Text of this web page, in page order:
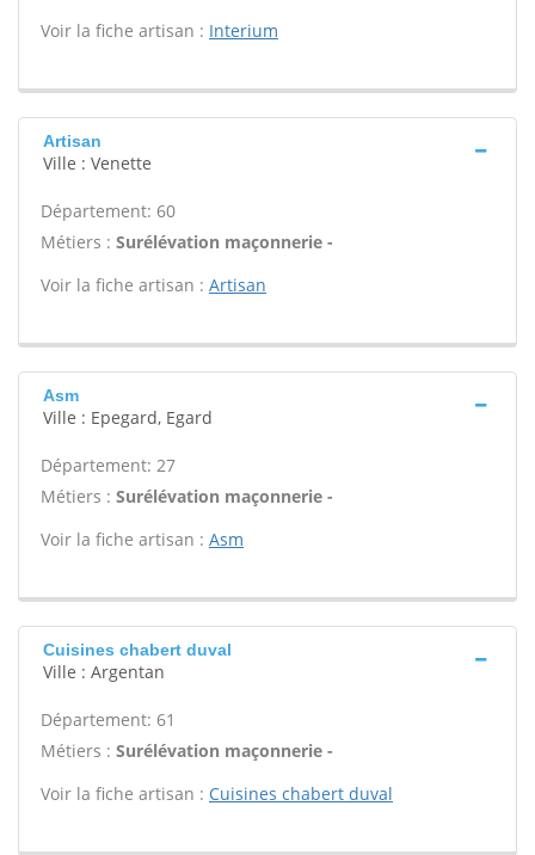
Voir la fiche artisan : Interium
Artisan
Ville : Venette
Département: 60
Métiers : Surélévation maçonnerie -
Voir la fiche artisan : Artisan
Asm
Ville : Epegard, Egard
Département: 27
Métiers : Surélévation maçonnerie -
Voir la fiche artisan : Asm
Cuisines chabert duval
Ville : Argentan
Département: 61
Métiers : Surélévation maçonnerie -
Voir la fiche artisan : Cuisines chabert duval